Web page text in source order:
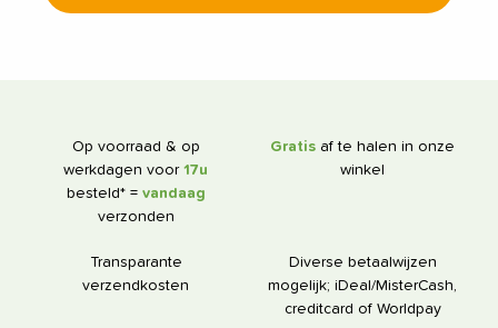
Op voorraad & op
werkdagen voor 17u
besteld* = vandaag
verzonden
Gratis af te halen in onze
winkel
Transparante
verzendkosten
Diverse betaalwijzen
mogelijk; iDeal/MisterCash,
creditcard of Worldpay